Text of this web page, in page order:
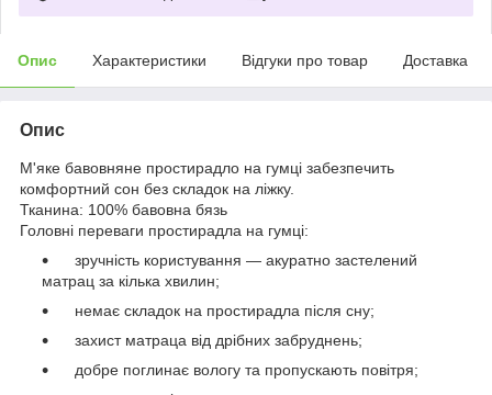
Опис Характеристики Відгуки про товар Доставка
Опис
М'яке бавовняне простирадло на гумці забезпечить
комфортний сон без складок на ліжку.
Тканина: 100% бавовна бязь
Головні переваги простирадла на гумці:
зручність користування — акуратно застелений
матрац за кілька хвилин;
немає складок на простирадла після сну;
захист матраца від дрібних забруднень;
добре поглинає вологу та пропускають повітря;